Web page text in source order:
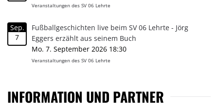
Veranstaltungen des SV 06 Lehrte
Sep.
7
Fußballgeschichten live beim SV 06 Lehrte - Jörg
Eggers erzählt aus seinem Buch
Mo. 7. September 2026 18:30
Veranstaltungen des SV 06 Lehrte
INFORMATION UND PARTNER